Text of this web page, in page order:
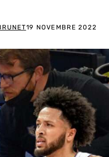
19 NOVEMBRE 2022